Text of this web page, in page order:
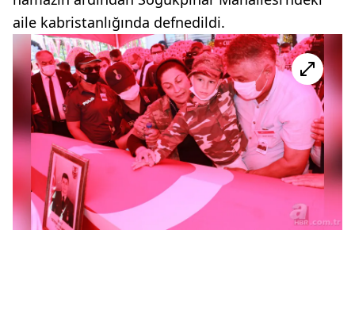
aile kabristanlığında defnedildi.